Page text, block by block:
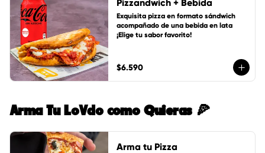
Pizzandwich + Bebida
Exquisita pizza en formato sándwich
acompañado de una bebida en lata
¡Elige tu sabor favorito!
$6.590
Arma Tu LoVdo como Quieras 🍕
Arma tu Pizza